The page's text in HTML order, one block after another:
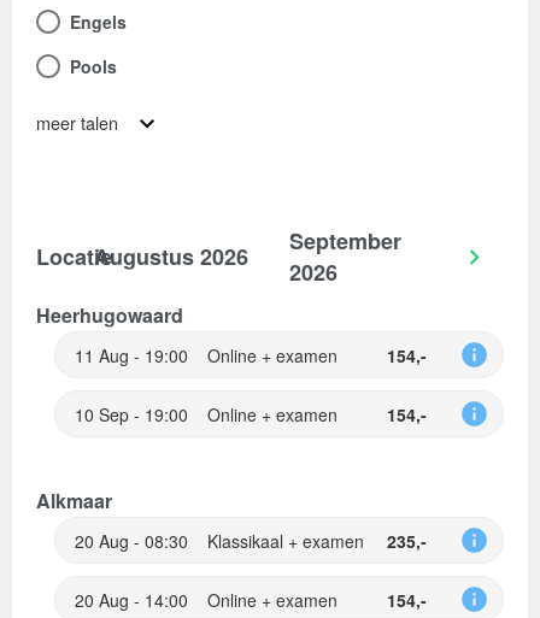
Engels
Pools
meer talen
LocatieAugustus 2026
September
2026
Heerhugowaard
11 Aug - 19:00 Online + examen 154,-
10 Sep - 19:00 Online + examen 154,-
Alkmaar
20 Aug - 08:30 Klassikaal + examen 235,-
20 Aug - 14:00 Online + examen 154,-